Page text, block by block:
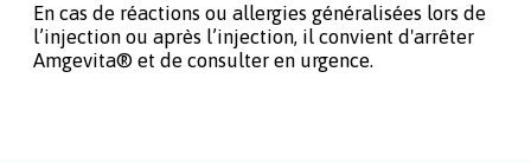
En cas de réactions ou allergies généralisées lors de
l’injection ou après l’injection, il convient d'arrêter
Amgevita® et de consulter en urgence.